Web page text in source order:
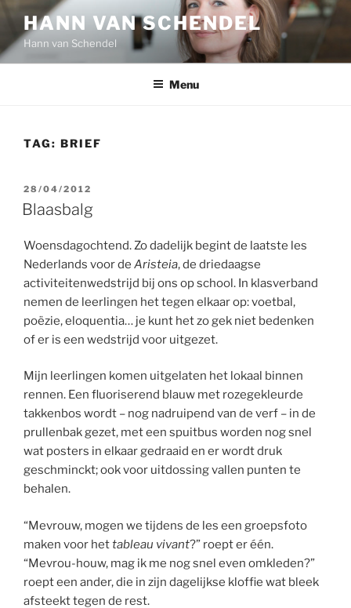
Ga
de
inhoud
HANN VAN SCHENDEL
Hann van Schendel
Menu
TAG: BRIEF
GEPLAATST
OP
28/04/2012
Blaasbalg
Woensdagochtend. Zo dadelijk begint de laatste les
Nederlands voor de Aristeia, de driedaagse
activiteitenwedstrijd bij ons op school. In klasverband
nemen de leerlingen het tegen elkaar op: voetbal,
poëzie, eloquentia… je kunt het zo gek niet bedenken
of er is een wedstrijd voor uitgezet.
Mijn leerlingen komen uitgelaten het lokaal binnen
rennen. Een fluoriserend blauw met rozegekleurde
takkenbos wordt – nog nadruipend van de verf – in de
prullenbak gezet, met een spuitbus worden nog snel
wat posters in elkaar gedraaid en er wordt druk
geschminckt; ook voor uitdossing vallen punten te
behalen.
“Mevrouw, mogen we tijdens de les een groepsfoto
maken voor hettableau vivant?” roept er één.
“Mevrou-houw, mag ik me nog snel even omkleden?”
roept een ander, die in zijn dagelijkse kloffie wat bleek
afsteekt tegen de rest.